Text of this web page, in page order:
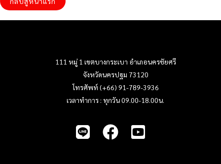
111 หมู่ 1 เขตบางกระเบา อำเภอนครชัยศรี
จังหวัดนครปฐม 73120
โทรศัพท์ (+66) 91-789-3936
เวลาทำการ : ทุกวัน 09.00-18.00น.